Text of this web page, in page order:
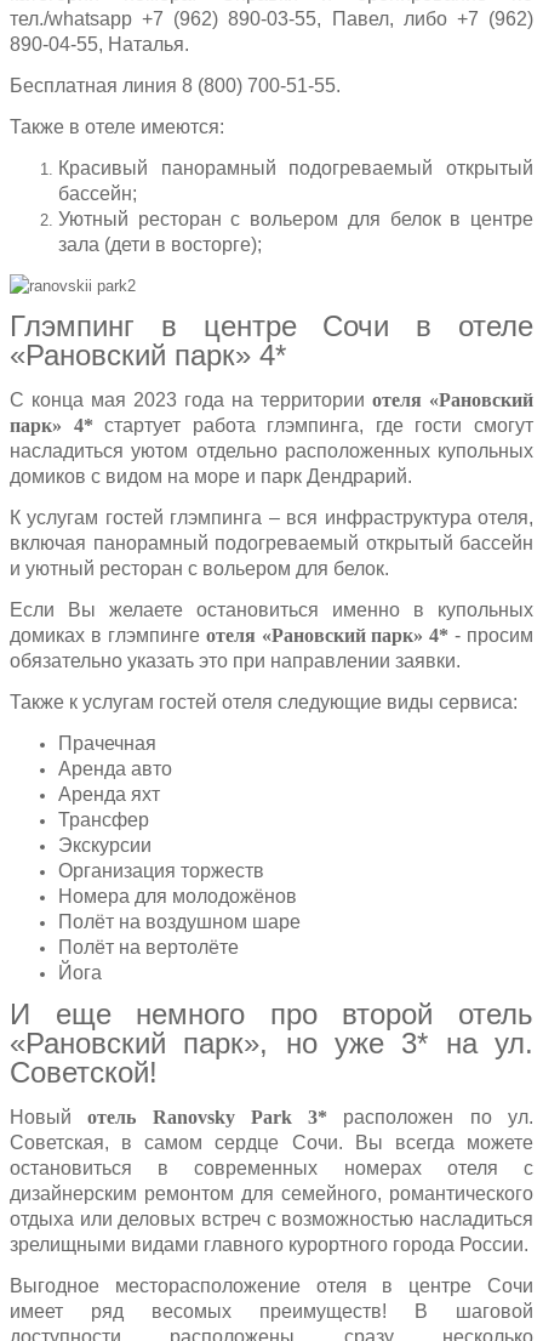
тел./whatsapp +7 (962) 890-03-55, Павел, либо +7 (962)
890-04-55, Наталья.
Бесплатная линия 8 (800) 700-51-55.
Также в отеле имеются:
Красивый панорамный подогреваемый открытый
бассейн;
Уютный ресторан с вольером для белок в центре
зала (дети в восторге);
Глэмпинг в центре Сочи в отеле
«Рановский парк» 4*
С конца мая 2023 года на территории отеля «Рановский
парк» 4* стартует работа глэмпинга, где гости смогут
насладиться уютом отдельно расположенных купольных
домиков с видом на море и парк Дендрарий.
К услугам гостей глэмпинга – вся инфраструктура отеля,
включая панорамный подогреваемый открытый бассейн
и уютный ресторан с вольером для белок.
Если Вы желаете остановиться именно в купольных
домиках в глэмпинге отеля «Рановский парк» 4* - просим
обязательно указать это при направлении заявки.
Также к услугам гостей отеля следующие виды сервиса:
Прачечная
Аренда авто
Аренда яхт
Трансфер
Экскурсии
Организация торжеств
Номера для молодожёнов
Полёт на воздушном шаре
Полёт на вертолёте
Йога
И еще немного про второй отель
«Рановский парк», но уже 3* на ул.
Советской!
Новыйотель Ranovsky Park 3* расположен по ул.
Советская, в самом сердце Сочи. Вы всегда можете
остановиться в современных номерах отеля с
дизайнерским ремонтом для семейного, романтического
отдыха или деловых встреч с возможностью насладиться
зрелищными видами главного курортного города России.
Выгодное месторасположение отеля в центре Сочи
имеет ряд весомых преимуществ! В шаговой
доступности расположены сразу несколько